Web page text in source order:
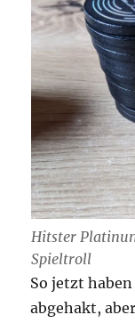
Hitster
Spieltroll
So jetzt
abgehakt,